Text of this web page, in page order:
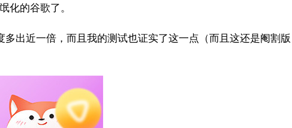
化的谷歌了。
出近一倍，而且我的测试也证实了这一点（而且这还是阉割版